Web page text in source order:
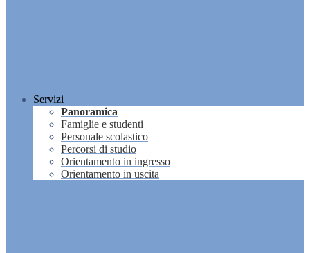
Servizi
Panoramica
Famiglie e studenti
Personale scolastico
Percorsi di studio
Orientamento in ingresso
Orientamento in uscita